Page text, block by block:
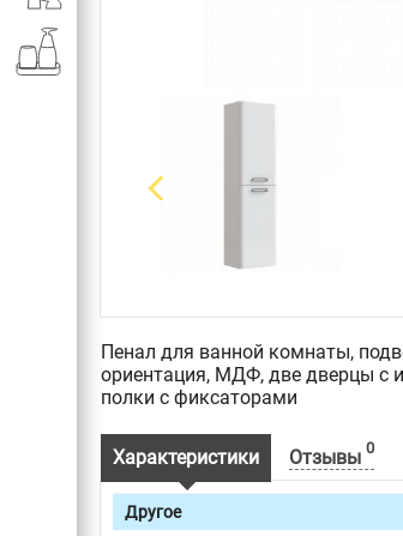
Пенал для ванной комнаты,
ориентация, МДФ, две дверцы с
полки с фиксаторами
Характеристики Отзывы 0
Другое